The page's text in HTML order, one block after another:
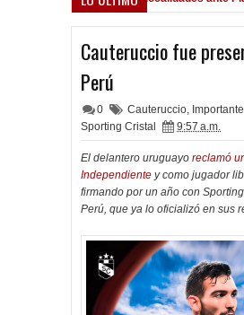
Cauteruccio fue
Perú
0 Cauteruccio, Importante
Sporting Cristal
9:57 a.m.
El delantero uruguayo reclamó
Independiente y como jugador
firmando por un año con
Perú, que ya lo oficializó en sus